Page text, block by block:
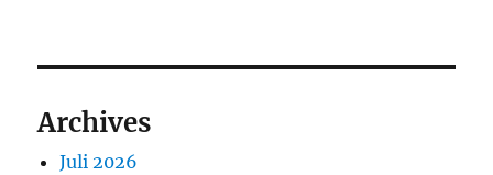
Archives
Juli 2026